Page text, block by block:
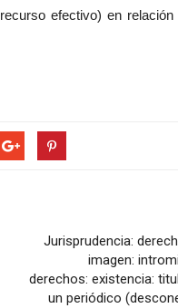
efectivo) en
Jurisprudencia:
imagen:
derechos: existencia:
un periódico